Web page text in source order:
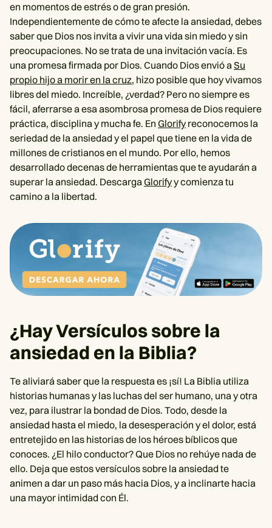
en momentos de estrés o de gran presión.
Independientemente de cómo te afecte la ansiedad, debes
saber que Dios nos invita a vivir una vida sin miedo y sin
preocupaciones. No se trata de una invitación vacía. Es
una promesa firmada por Dios. Cuando Dios envió aSu
propio hijo a morir en la cruz, hizo posible que hoy vivamos
libres del miedo. Increíble, ¿verdad? Pero no siempre es
fácil, aferrarse a esa asombrosa promesa de Dios requiere
práctica, disciplina y mucha fe. En Glorifyreconocemos la
seriedad de la ansiedad y el papel que tiene en la vida de
millones de cristianos en el mundo. Por ello, hemos
desarrollado decenas de herramientas que te ayudarán a
superar la ansiedad. DescargaGlorifyy comienza tu
camino a la libertad.
¿Hay Versículos sobre la
ansiedad en la Biblia?
Te aliviará saber que la respuesta es ¡sí! La Biblia utiliza
historias humanas y las luchas del ser humano, una y otra
vez, para ilustrar la bondad de Dios. Todo, desde la
ansiedad hasta el miedo, la desesperación y el dolor, está
entretejido en las historias de los héroes bíblicos que
conoces. ¿El hilo conductor? Que Dios no rehúye nada de
ello. Deja que estos versículos sobre la ansiedad te
animen a dar un paso más hacia Dios, y a inclinarte hacia
una mayor intimidad con Él.